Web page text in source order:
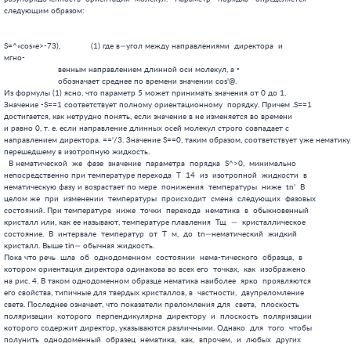
                       обозначает среднее по времени значении cos'@.
Из формулы (1) ясно, что параметр 5 может принимать значения от 0 до 1.
Значение -S==1 соответствует полному ориентационному  порядку. Причем .S==1
достигается, как нетрудно понять, если значение в не изменяется во времени
и равно 0, т. е. если направление длинных осей молекул строго совпадает с
направлением директора. =='/3. Значение S==0, таким образом, соответствует уже нематику,
перешедшему в изотропную жидкость.
  В нематической  же  фазе  значение  параметра  порядка  S^>0,  минимально
непосредственно при температуре перехода  Т  14  из  изотропной  жидкости  в
нематическую фазу и возрастает по мере  понижения  температуры  ниже  tn'  В
целом же  при  изменении  температуры  происходит  смена  следующих  фазовых
состояний. При температуре  ниже  точки  перехода  нематика  в  обыкновенный
кристалл или, как ее называют, температуре плавления  Тщ  —  кристаллическое
состояние.  В  интервале  температур  от  Т  м,  до  tn—нематический  жидкий
кристалл. Выше tin— обычная жидкость.
Пока что речь  шла  об  однодоменном  состоянии  нема-тического  образца,  в
котором ориентация директора одинакова во всех его  точках,  как  изображено
на рис. 4. В таком однодоменном образце нематика наиболее  ярко  проявляются
его свойства, типичные для твердых кристаллов, в  частности,  двупреломление
света. Последнее означает, что показатели преломления для  света,  плоскость
поляризации  которого  перпендикулярна  директору  и  плоскость  поляризации
которого содержит директор, указываются различными. Однако  для  того  чтобы
полунить  однодоменный  образец  нематика,  как,  впрочем,  и  любых  других
разновидностей жидких кристаллов, необ ходимо принятие  специальных  мер,  о
которых будет рассказано ниже.
   Если же не приняты специальные предосторожности, то  жидкокристаллический
образец представляет собой совокупность хаотическим образом  ориентированных
малых однодоменных областей. Именно с такими образцами, как  правило,  имели
дело первые исследователи жидких кристаллов, и мутный  расплав,  возникавший
после первого плавления МББА, о котором  говорилось  выше,  и  был  образцом
такого  вида.  На  границах  раздела   различным   образом   ориентированных
однодоменных областей в таких образцах происходит,  как  говорят,  нарушение
оптической однородности или, что то же  самое,  скачок  значения  показателя
преломления.   Это   непосредственно   следует   из   сказанного   выше    о
двупреломлении однодоменного нематического образца  и  просто  соответствует
тому,  что  для  света,  пересекающего  границу  раздела  двух  областей   с
различной  ориентацией  директора,  показатели  преломления  этих   областей
различны, т. е. показатель  преломления  испытывает  скачок.  А  как  хорошо
известно,  на  границе  раздела  двух  областей  с  различными  показателями
преломления свет испытывает отражение. С таким отражением каждый  знаком  на
примере оконных стекол. Так же, как и в случае с оконным стеклом,  на  одной
границе раздела (одном скачке оптической  однородности)  отражение  света  в
нематике  может быть невелико, но если таких границ много (в  образце  много
неупорядоченных  однодоменных  областей),   такие   нерегулярные   нарушения
оптической однородности приводят к  сильному  рассеянию  света.  Вот  почему
нематики, если не принять специальных мер,  сильно  рассеивают  свет.  После
первого плавления при температуре Тд, возникает мутный расплав.
  Пока что речь шла о том, как выглядит нематик в  неполяризованном  свете.
Очень интересную и  своеобразную  картину  представляет  нематик,  если  его
рассматривать в поляризованном свете и анализировать поляризацию  прошедшего
через него света (см. рис. 5). На рис. 5 представлена  схема  такого  опыта.
Поляризатор Pi линейно поляризует свет от источника света, а поляризатор  Pi
пропускает  только  определенным  образом   линейно   поляризованный   свет,
прошедший через нематический образец А. Картина, которую увидит  наблюдатель
в свете, прошедшем через поляризатор, представляет собой
причудливую  совокупность  пересекающихся  линий.  Эти  линии  или,  как  их
называют,  нити  и  представляют  собой  изображение  границ  раздела  между
однодоменными  областями.  А  почему  эти  границы  можно  видеть  или,  как
говорят,  визуализовать,   в   поляризованном   свете   будет   понятно   из
дальнейшего.
  Наблюдениям этих нитей первыми исследователями нематик  и  обязан  своему
названию. Нема —это по гречески нить. Отсюда и название—нематический  жидкий
кристалл  или  нематик.  Здесь  же  надо  сказать,  что  реально  наблюдения
описанной  картины  нематика  в  связи  с  малостью  размеров   областей   с
одинаковой ориентацией директора осуществляются с  помощью  поляризационного
микроскопа.
   Упругость жидкого кристалла. Выше в основном  говорилось  о  наблюдениях,
связанных с проявлением  необычных  оптических  свойств  жидких  кристаллов.
Первым исследователям бросались в  глаза,  естественно,  свойства,  наиболее
доступные  наблюдению.  А  такими  свойствами  как  раз  и  были  оптические
свойства.  Техника  оптического  эксперимента  уже  в   девятнадцатом   веке
достигла высокого уровня, а, например, микроскоп, даже  поляризационный,  т.
е.  позволявший  освещать  объект  исследования  поляризованным   светом   и
анализировать поляризацию прошедшего света, был  вполне  доступным  прибором
для многих лабораторий.
  Оптические наблюдения дали значительное  количество  фактов  о  свойствах
жидкокристаллической фазы, которые необходимо было понять и  описать.  Одним
из  первых  достижений  в  описании  свойств  жидких  кристаллов,  как   уже
упоминалось во введении, было создание теории упругости  жидких  кристаллов.
В современной форме она была в основном сформулирована английским ученым  Ф.
Франком в пятидесятые годы.
Постараемся проследить  за  ходом  мысли  и  аргументами  создателей  теории
упругости ЖК. Рассуждения  были  (или  могли  быть)  приблизительно  такими.
Установлено,  что  в  жидком  кристалле,  конкретно   нематике,   существует
корреляция (выстраивание) направлений ориентации длинных осей  молекул.  Это
должно означать, что если по какой-то причине произошло небольшое  нарушение
в согласованной ориентации молекул в соседних точках нематика, то  возникнут
силы, которые будут стараться  восстановить  порядок,  т.  е.  согласованную
ориента цию молекул. Конечно,  исходной,  микроскопической,  причиной  таких
возвращающих сил является  взаимодействие  между  собой  отдельных  молекул.
Однако надеяться на быстрый успех, стартуя  от  взаимодействия  между  собой
отдельных молекул, да еще таких  сложных,  как  в  жидких  кристаллах,  было
трудно. Поэтому создание теории пошло по феноменологическому пути, в  рамках
которого  вводятся  некоторые   параметры   (феноменологические),   значение
которых  соответствующая  теория  не  берется  определить,  а  оставляет  их
неизвестными или извлекает их значения из  сравнения  с  экспериментом.  При
этом  теория  не  рассматривает   молекулярные   аспекты   строения   жидких
кристаллов,  а  описывает  их  как  сплошную  среду,   обладающую   упругими
свойствами.
  Для кристаллов существует хорошо развитая теория упругости. Еще  в  школе
учат тому, что деформация твердого тела  прямо  пропорциональна  приложенной
силе и обратно пропорциональна модулю упругости  К.  Возникает  мысль,  если
оптические свойства жидких кристаллов подобны свойствам обычных  кристаллов,
то, может быть, жидкий кристалл,  подобно  обычному  кристаллу,  обладает  и
упругими свойствами. Может  показаться  на  первый  взгляд,  что  эта  мысль
совсем уж тривиальна. Однако не  торопитесь  с  суждениями.  Вспомните,  что
жидкий кристалл  течет,  как  обычная  жидкость.  А  жидкость  не  проявляет
свойств упругости, за исключением упругости  по  отношению  к  всестороннему
сжатию,  и  поэтому  для  нее  модуль  упругости  по  отношению  к   обычным
деформациям  строго  равен  нулю.  Казалось  бы,  налицо  парадокс.  Но  его
разрешение в том, что жидкий кристалл  —  это  не  обычная,  а  анизотропная
жидкость,  т.  е.  жидкость,  «.свойства   которой  различны   в   различных
направлениях.
Таким образом, построение теории упругости для  жидких  кристаллов  было  не
таким уж простым делом  и  нельзя  было  теорию,  развитую  для  кристаллов,
непосредственно применить к жидким кристаллам. Во-первых, Существенно,  что,
когда говорят о деформации в жидких кристаллах, то имеют в  виду  отклонения
направления директора от равновесного направления. Для  нематика,  например,
это означает, что речь идет об изменении от Точки  к  точке  в  образце  под
влиянием внешнего воздействия ориентации директора,  который  в  равновесной
ситуации, т. е. в  отсутствии  воздействия,  во  всем  образце  ориентирован
одинаково. В обычной же теории  упруго  сти  деформации  описывают  смещение
отдельных  точек  твердого  тела  относительно  друг  друга   под   влиянием
приложенного воздействия. Таким образом, деформации  в  жидком  кристалле  —
это совсем не те привычные всем  деформации,  о  которых  говорят  в  случае
твердого тела. Кроме  того,  упругие  свойства  жидкого  кристалла  в  общем
случае следует рассматривать, учитывая его течение, что также  вносит  новый
элемент и тем самым усложняет рассмотрение по сравнению  с  обычной  теорией
упругости.  Поэтому  здесь  ограничимся  рассказом   об   упругости   жидких
кристаллов в отсутствие течений.
   Оказывается, любую деформацию в жидком кристалле  можно  представить  как
одну из трех допустимых в ЖК видов изгибных деформаций либо  как  комбинацию
этих  трех  видов  деформации.   Такими   главными   деформациями   являются
поперечный изгиб,  кручение  и  продольный  изгиб.  Рис.  6,  иллюстрирующий
названные виды деформаций, делает понятным происхождение их названий.
В поперечном изгибе меняется от точки к точке вдоль оси образца на  рис.  6,
а направление, перпендикулярное (поперечное) директору, в продольном  изгибе
— ориентация директора, а в кручении  происходит  поворот  директора  вокруг
оси изображенного на рис. 6, б образца.
  Коэффициенты пропорциональности между упругой энергией жидкого  кристалла
и деформациями изгибов называют упругими модулями. Таких упругих  модулей  в
жидких кристаллах по числу деформаций три —K1, К2 и Кз.  Численные  значения
этих модулей несколько отличаются друг от  друга.  Так,  модуль  продольного